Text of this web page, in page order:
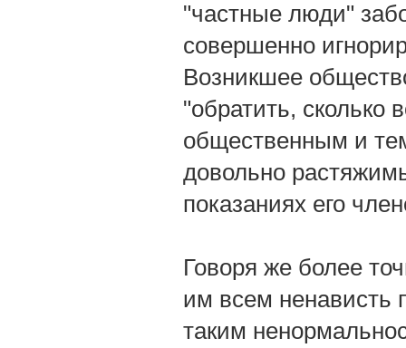
"частные люди"
совершенно
Возникшее
"обратить, сколько
общественным и
довольно
показаниях его
Говоря же более
им всем ненависть
таким